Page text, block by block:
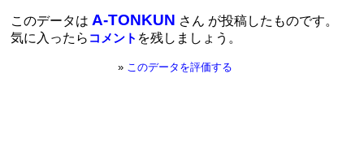
このデータは A-TONKUN さん が投稿したものです。
気に入ったら コメント を残しましょう。
» このデータを評価する